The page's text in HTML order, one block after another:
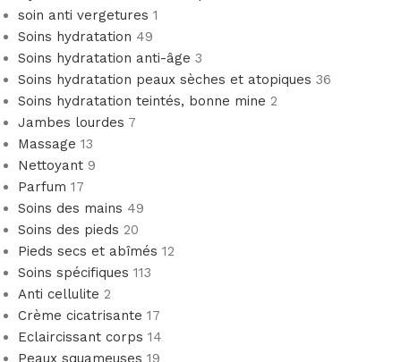
soin anti vergetures 1
Soins hydratation 49
Soins hydratation anti-âge 3
Soins hydratation peaux sèches et atopiques 36
Soins hydratation teintés, bonne mine 2
Jambes lourdes 7
Massage 13
Nettoyant 9
Parfum 17
Soins des mains 49
Soins des pieds 20
Pieds secs et abîmés 12
Soins spécifiques 113
Anti cellulite 2
Crème cicatrisante 17
Eclaircissant corps 14
Peaux squameuses 19